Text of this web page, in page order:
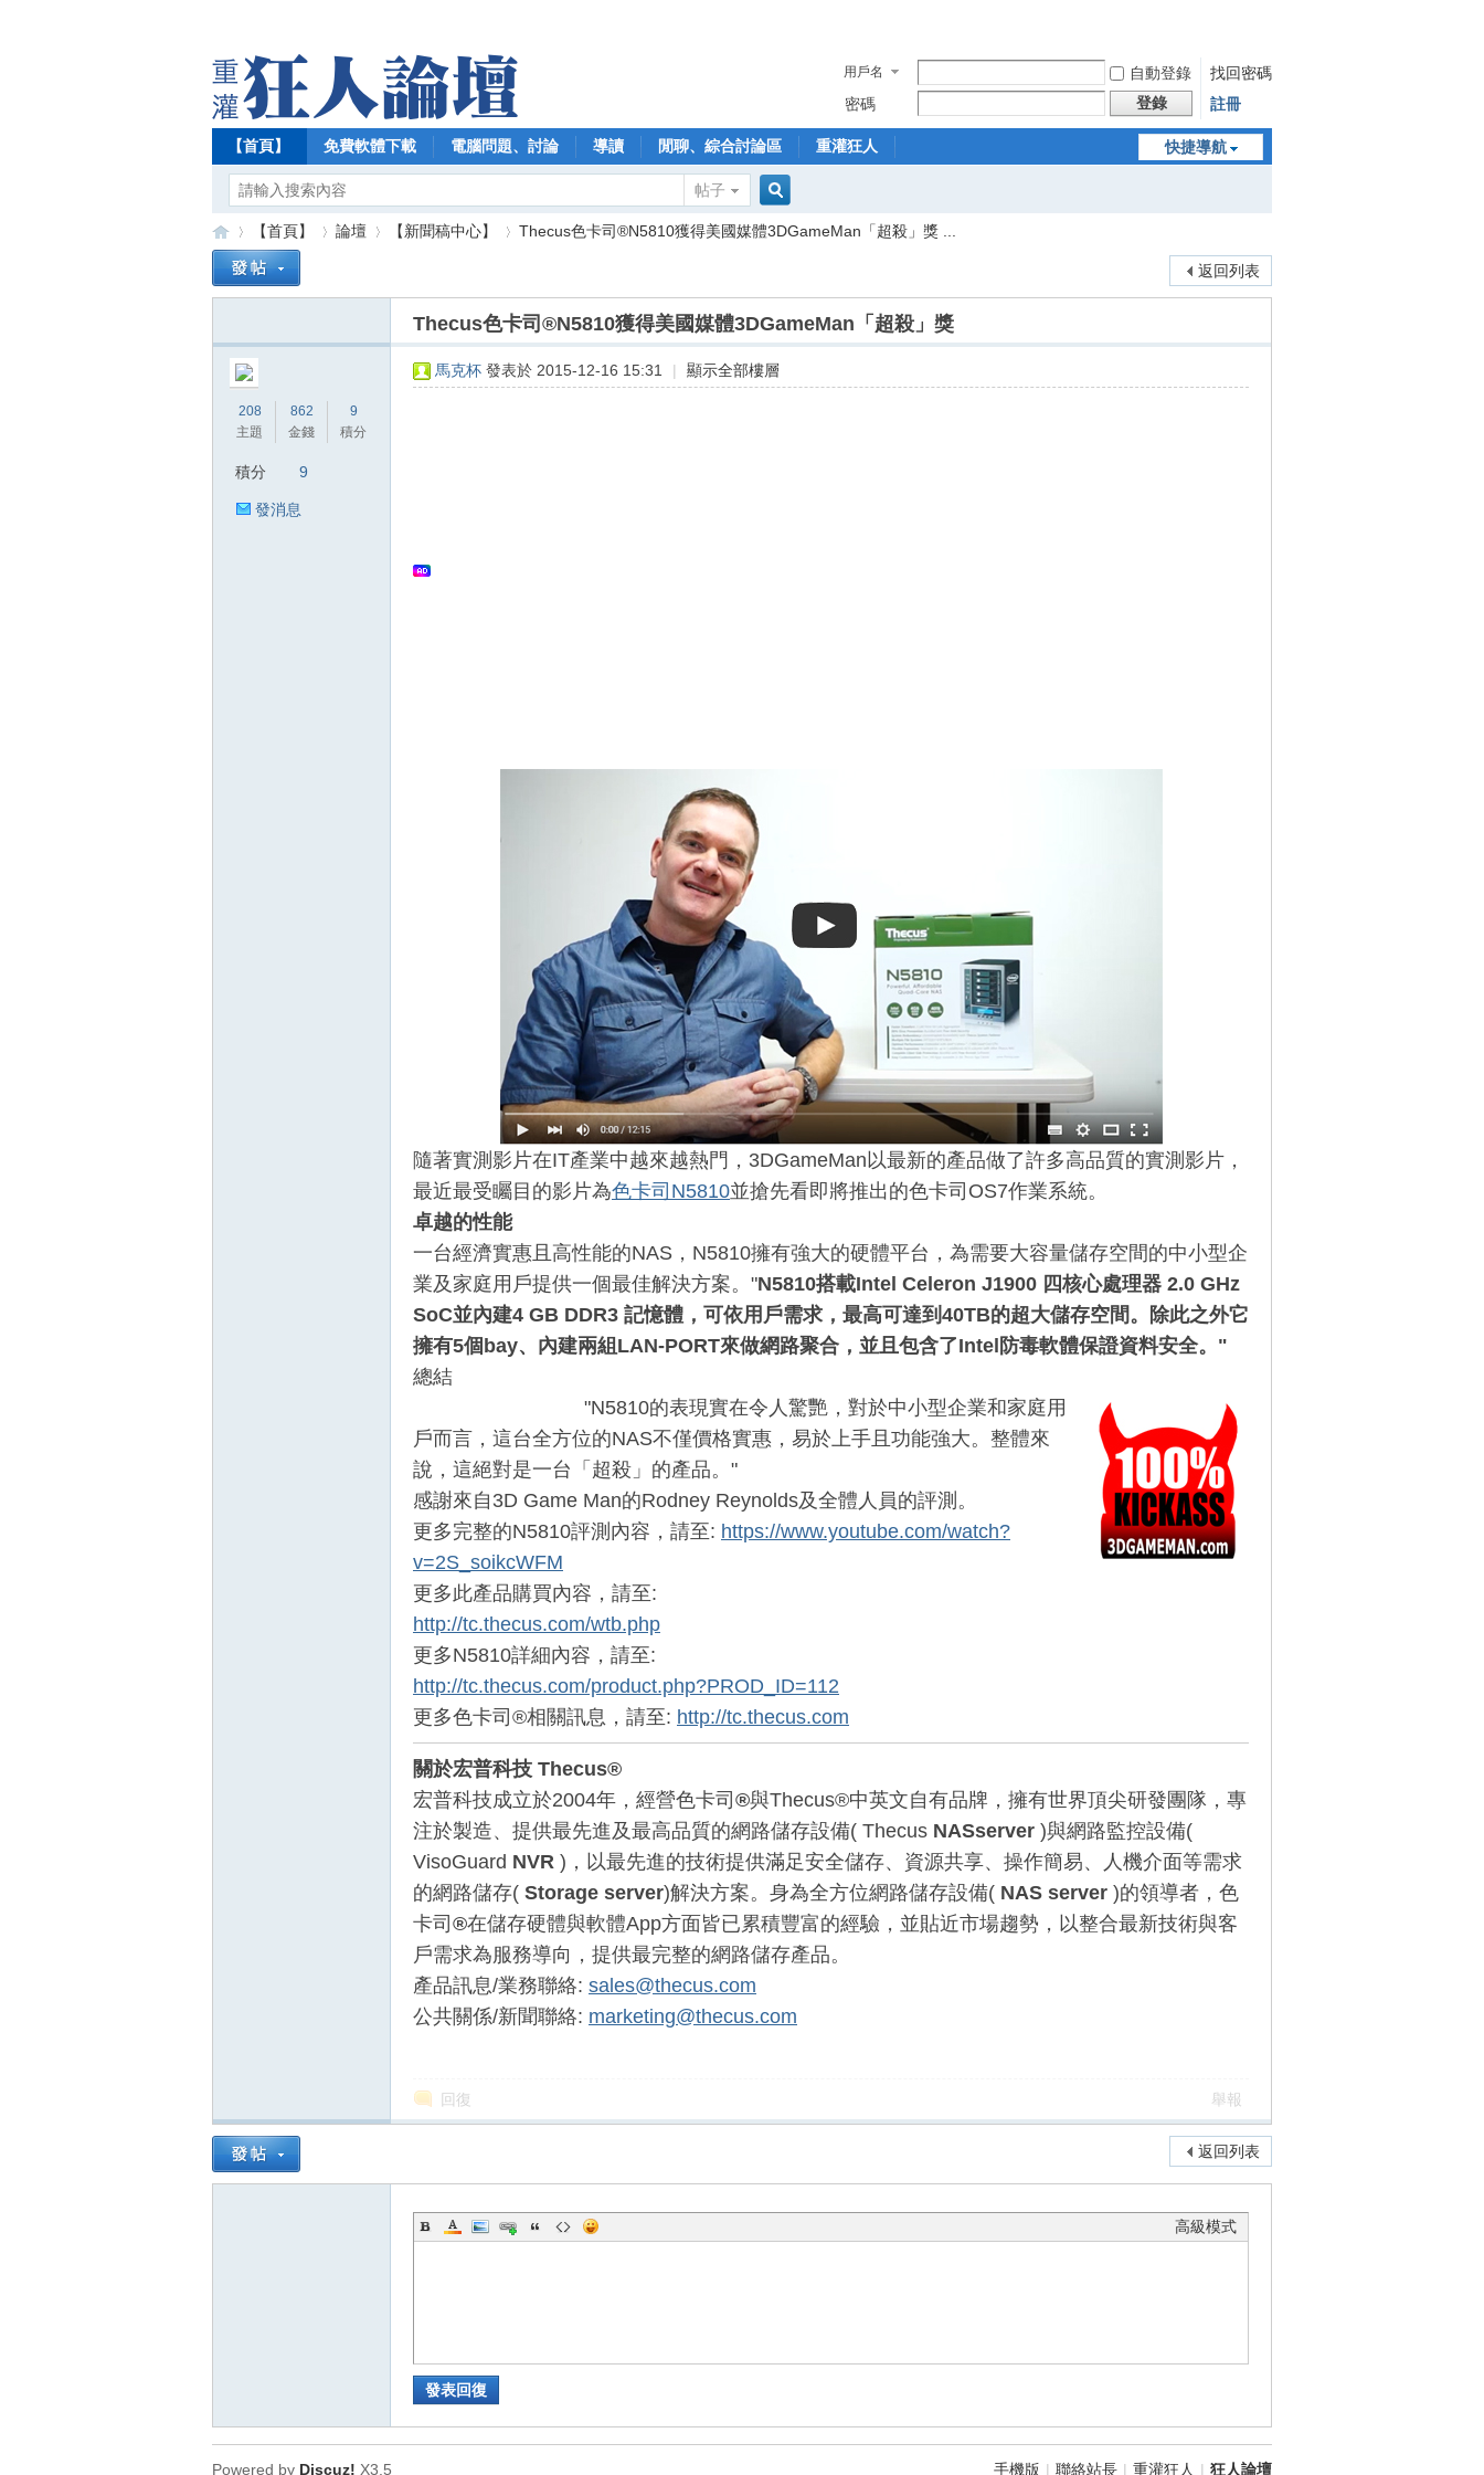
用戶名 自動登錄
找回密碼
密碼
登錄 註冊
快捷導航
【首頁】 免費軟體下載 電腦問題、討論 導讀 閒聊、綜合討論區 重灌狂人
帖子
搜
索
【首頁】 論壇 【新聞稿中心】
›
Thecus色卡司®N5810獲得美國媒體3DGameMan「超殺」獎 ...
返回列表
Thecus色卡司®N5810獲得美國媒體3DGameMan「超殺」獎
208
主題
862
金錢
9
積分
積分 9
發消息
馬克杯 發表於 2015-12-16 15:31 | 顯示全部樓層
隨著實測影片在IT產業中越來越熱門，3DGameMan以最新的產品做了許多高品質的實測影片，
最近最受矚目的影片為色卡司N5810並搶先看即將推出的色卡司OS7作業系統。
卓越的性能
一台經濟實惠且高性能的NAS，N5810擁有強大的硬體平台，為需要大容量儲存空間的中小型企
業及家庭用戶提供一個最佳解決方案。"N5810搭載Intel Celeron J1900 四核心處理器 2.0 GHz
SoC並內建4 GB DDR3 記憶體，可依用戶需求，最高可達到40TB的超大儲存空間。除此之外它
擁有5個bay、內建兩組LAN-PORT來做網路聚合，並且包含了Intel防毒軟體保證資料安全。"
總結
"N5810的表現實在令人驚艷，對於中小型企業和家庭用
戶而言，這台全方位的NAS不僅價格實惠，易於上手且功能強大。整體來
說，這絕對是一台「超殺」的產品。"
感謝來自3D Game Man的Rodney Reynolds及全體人員的評測。
更多完整的N5810評測內容，請至: https://www.youtube.com/watch?
v=2S_soikcWFM
更多此產品購買內容，請至:
http://tc.thecus.com/wtb.php
更多N5810詳細內容，請至:
http://tc.thecus.com/product.php?PROD_ID=112
更多色卡司®相關訊息，請至: http://tc.thecus.com
關於宏普科技 Thecus®
宏普科技成立於2004年，經營色卡司 ®與Thecus®中英文自有品牌，擁有世界頂尖研發團隊，專
注於製造、提供最先進及最高品質的網路儲存設備( Thecus NASserver )與網路監控設備(
VisoGuard NVR )，以最先進的技術提供滿足安全儲存、資源共享、操作簡易、人機介面等需求
的網路儲存( Storage server)解決方案。身為全方位網路儲存設備( NAS server )的領導者，色
卡司 ®在儲存硬體與軟體App方面皆已累積豐富的經驗，並貼近市場趨勢，以整合最新技術與客
戶需求為服務導向，提供最完整的網路儲存產品。
產品訊息/業務聯絡: sales@thecus.com
公共關係/新聞聯絡: marketing@thecus.com
回復 舉報
返回列表
高級模式
發表回復
手機版 | 聯絡站長 | 重灌狂人 | 狂人論壇
Powered by Discuz! X3.5